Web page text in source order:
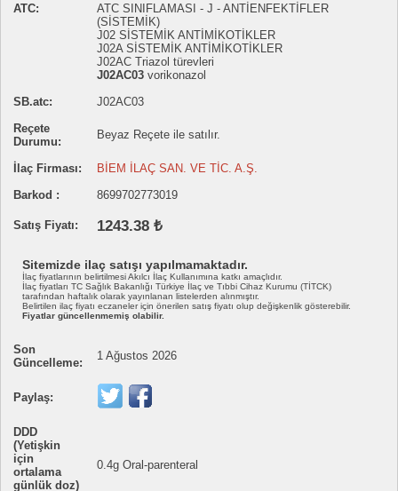
ATC:
ATC SINIFLAMASI - J - ANTİENFEKTİFLER
(SİSTEMİK)
J02 SİSTEMİK ANTİMİKOTİKLER
J02A SİSTEMİK ANTİMİKOTİKLER
J02AC Triazol türevleri
J02AC03 vorikonazol
SB.atc:
J02AC03
Reçete
Durumu:
Beyaz Reçete ile satılır.
İlaç Firması:
BİEM İLAÇ SAN. VE TİC. A.Ş.
Barkod :
8699702773019
Satış Fiyatı: 1243.38 ₺
Sitemizde ilaç satışı yapılmamaktadır.
İlaç fiyatlarının belirtilmesi Akılcı İlaç Kullanımına katkı amaçlıdır.
İlaç fiyatları TC Sağlık Bakanlığı Türkiye İlaç ve Tıbbi Cihaz Kurumu (TİTCK)
tarafından haftalık olarak yayınlanan listelerden alınmıştır.
Belirtilen ilaç fiyatı eczaneler için önerilen satış fiyatı olup değişkenlik gösterebilir.
Fiyatlar güncellenmemiş olabilir.
Son
Güncelleme:
1 Ağustos 2026
Paylaş:
DDD
(Yetişkin
için
ortalama
günlük doz)
0.4g Oral-parenteral